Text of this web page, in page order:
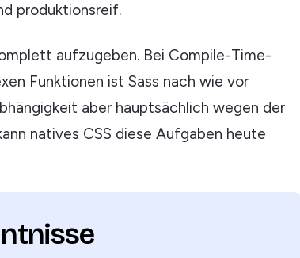
produktionsreif.
aufzugeben. Bei Compile-Time-
Funktionen ist Sass nach wie vor
aber hauptsächlich wegen der
natives CSS diese Aufgaben heute